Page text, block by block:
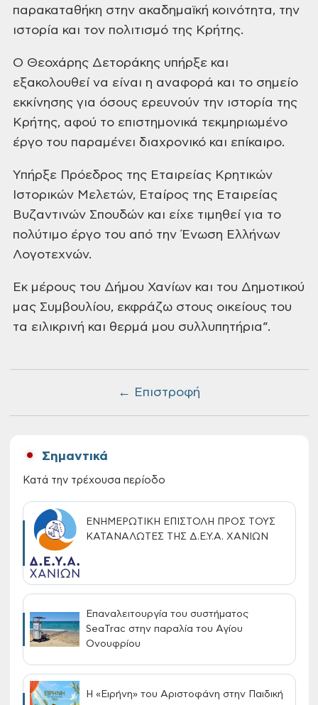
← Επιστροφή
παρακαταθήκη στην ακαδημαϊκή κοινότητα, την
ιστορία και τον πολιτισμό της Κρήτης.
Ο Θεοχάρης Δετοράκης υπήρξε και
εξακολουθεί να είναι η αναφορά και το σημείο
εκκίνησης για όσους ερευνούν την ιστορία της
Κρήτης, αφού το επιστημονικά τεκμηριωμένο
έργο του παραμένει διαχρονικό και επίκαιρο.
Υπήρξε Πρόεδρος της Εταιρείας Κρητικών
Ιστορικών Μελετών, Εταίρος της Εταιρείας
Βυζαντινών Σπουδών και είχε τιμηθεί για το
πολύτιμο έργο του από την Ένωση Ελλήνων
Λογοτεχνών.
Εκ μέρους του Δήμου Χανίων και του Δημοτικού
μας Συμβουλίου, εκφράζω στους οικείους του
τα ειλικρινή και θερμά μου συλλυπητήρια”.
Σημαντικά
Κατά την τρέχουσα περίοδο
ΕΝΗΜΕΡΩΤΙΚΗ ΕΠΙΣΤΟΛΗ ΠΡΟΣ ΤΟΥΣ
ΚΑΤΑΝΑΛΩΤΕΣ ΤΗΣ Δ.Ε.Υ.Α. ΧΑΝΙΩΝ
Επαναλειτουργία του συστήματος
SeaTrac στην παραλία του Αγίου
Ονουφρίου
Η «Ειρήνη» του Αριστοφάνη στην Παιδική